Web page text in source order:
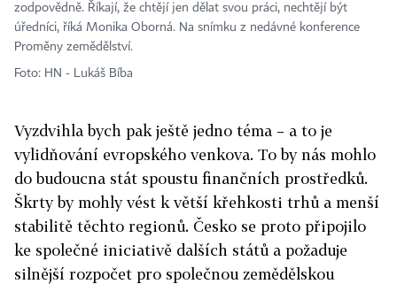
zodpovědně. Říkají, že chtějí jen dělat svou práci, nechtějí být
úředníci, říká Monika Oborná. Na snímku z nedávné konference
Proměny zemědělství.
Foto: HN - Lukáš Bíba
Vyzdvihla bych pak ještě jedno téma – a to je
vylidňování evropského venkova. To by nás mohlo
do budoucna stát spoustu finančních prostředků.
Škrty by mohly vést k větší křehkosti trhů a menší
stabilitě těchto regionů. Česko se proto připojilo
ke společné iniciativě dalších států a požaduje
silnější rozpočet pro společnou zemědělskou